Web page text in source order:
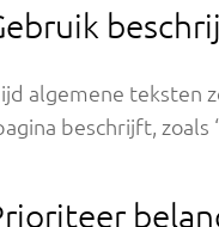
algemene teksten
beschrijft, zoals